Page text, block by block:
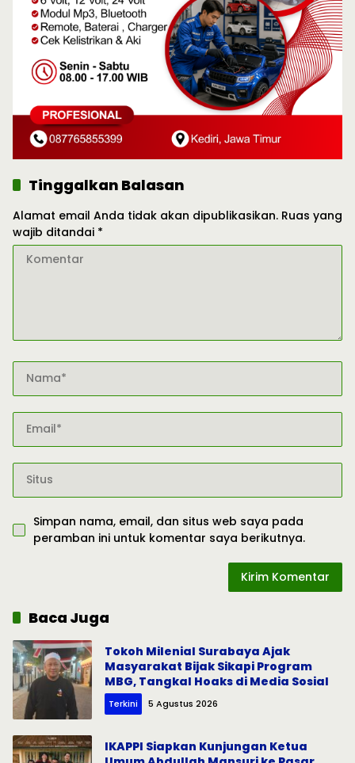
Tinggalkan Balasan
Alamat email Anda tidak akan dipublikasikan. Ruas yang
wajib ditandai *
Simpan nama, email, dan situs web saya pada
peramban ini untuk komentar saya berikutnya.
Baca Juga
Tokoh Milenial Surabaya Ajak
Masyarakat Bijak Sikapi Program
MBG, Tangkal Hoaks di Media Sosial
Terkini 5 Agustus 2026
IKAPPI Siapkan Kunjungan Ketua